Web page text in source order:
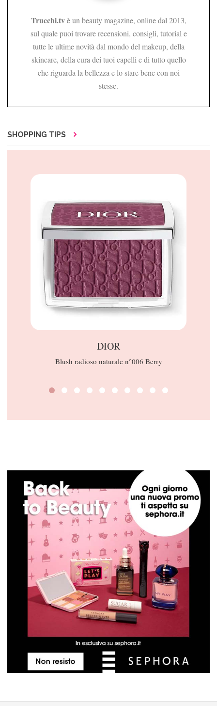
Trucchi.tvè un beauty magazine, online dal 2013,
sul quale puoi trovare recensioni, consigli, tutorial e
tutte le ultime novità dal mondo del makeup, della
skincare, della cura dei tuoi capelli e di tutto quello
che riguarda la bellezza e lo stare bene con noi
stesse.
SHOPPING TIPS
DIOR
Blush radioso naturale n°006 Berry